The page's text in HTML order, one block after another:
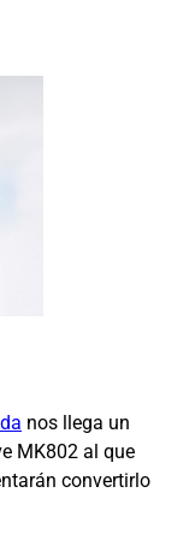
nos llega un
MK802 al que
convertirlo